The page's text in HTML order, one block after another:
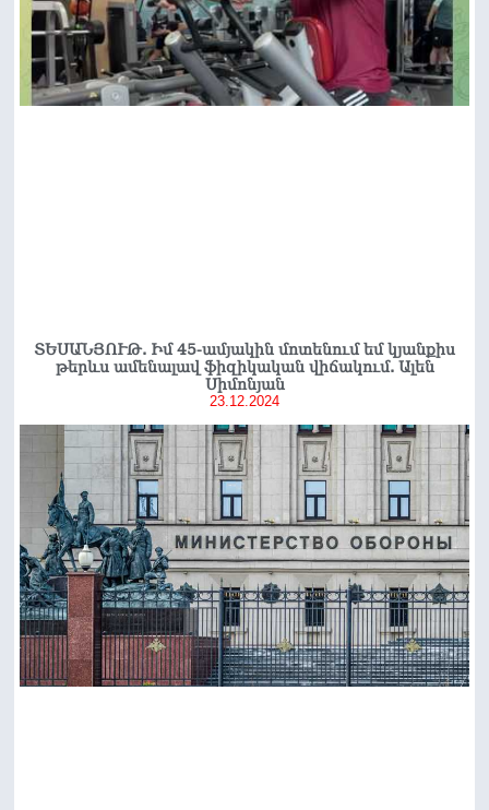
ՏԵՍԱՆՅՈՒԹ. Իմ 45-ամյակին մոտենում եմ կյանքիս
թերևս ամենալավ ֆիզիկական վիճակում. Ալեն
Սիմոնյան
23.12.2024